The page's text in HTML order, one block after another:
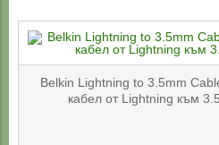
Belkin Lightning to 3.5mm
кабел от Lightning към